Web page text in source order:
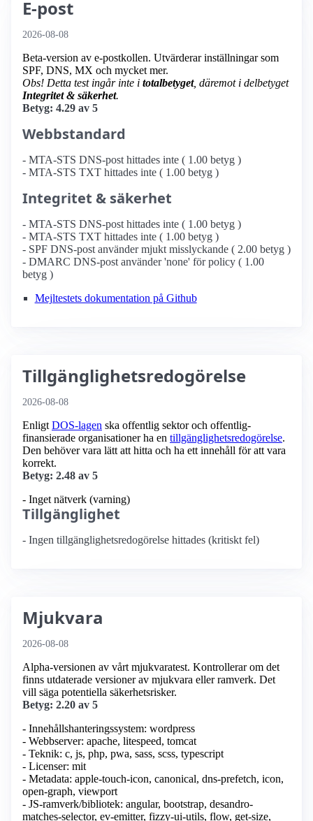
E-post
2026-08-08
Beta-version av e-postkollen. Utvärderar inställningar som
SPF, DNS, MX och mycket mer.
Obs! Detta test ingår inte i totalbetyget, däremot i delbetyget
Integritet & säkerhet.
Betyg: 4.29 av 5
Webbstandard
- MTA-STS DNS-post hittades inte ( 1.00 betyg )
- MTA-STS TXT hittades inte ( 1.00 betyg )
Integritet & säkerhet
- MTA-STS DNS-post hittades inte ( 1.00 betyg )
- MTA-STS TXT hittades inte ( 1.00 betyg )
- SPF DNS-post använder mjukt misslyckande ( 2.00 betyg )
- DMARC DNS-post använder 'none' för policy ( 1.00
betyg )
Mejltestets dokumentation på Github
Tillgänglighetsredogörelse
2026-08-08
Enligt DOS-lagen ska offentlig sektor och offentlig­
finansierade organisationer ha en tillgänglighets­redogörelse.
Den behöver vara lätt att hitta och ha ett innehåll för att vara
korrekt.
Betyg: 2.48 av 5
- Inget nätverk (varning)
Tillgänglighet
- Ingen tillgänglighetsredogörelse hittades (kritiskt fel)
Mjukvara
2026-08-08
Alpha-versionen av vårt mjukvaratest. Kontrollerar om det
finns utdaterade versioner av mjukvara eller ramverk. Det
vill säga potentiella säkerhetsrisker.
Betyg: 2.20 av 5
- Innehållshanteringssystem: wordpress
- Webbserver: apache, litespeed, tomcat
- Teknik: c, js, php, pwa, sass, scss, typescript
- Licenser: mit
- Metadata: apple-touch-icon, canonical, dns-prefetch, icon,
open-graph, viewport
- JS-ramverk/bibliotek: angular, bootstrap, desandro-
matches-selector, ev-emitter, fizzy-ui-utils, flow, get-size,